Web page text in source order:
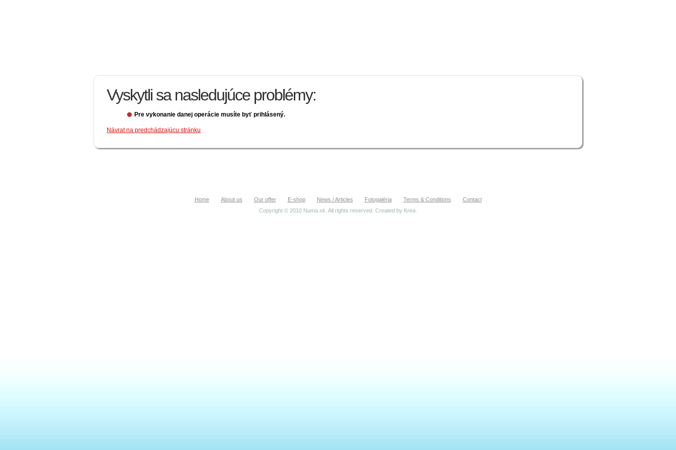
Vyskytli sa nasledujúce problémy:
Pre vykonanie danej operácie musíte byť prihlásený.
Návrat na predchádzajúcu stránku
Home About us Our offer E-shop News / Articles Fotogaléria Terms & Conditions
Contact
Copyright © 2010 Numa.sk. All rights reserved. Created by Krea